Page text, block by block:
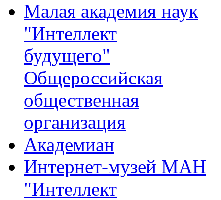
Малая академия наук
"Интеллект
будущего"
Общероссийская
общественная
организация
Академиан
Интернет-музей МАН
"Интеллект